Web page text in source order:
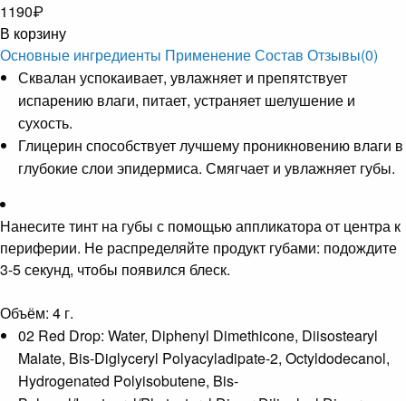
1190₽
В корзину
Основные ингредиенты ПрименениеСостав Отзывы(0)
Сквалан успокаивает, увлажняет и препятствует
испарению влаги, питает, устраняет шелушение и
сухость.
Глицерин способствует лучшему проникновению влаги в
глубокие слои эпидермиса. Смягчает и увлажняет губы.
Нанесите тинт на губы с помощью аппликатора от центра к
периферии. Не распределяйте продукт губами: подождите
3-5 секунд, чтобы появился блеск.
Объём: 4 г.
02 Red Drop: Water, Diphenyl Dimethicone, Diisostearyl
Malate, Bis-Diglyceryl Polyacyladipate-2, Octyldodecanol,
Hydrogenated Polyisobutene, Bis-